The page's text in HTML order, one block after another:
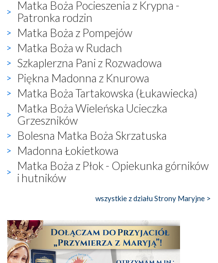
Matka Boża Pocieszenia z Krypna -
Patronka rodzin
Matka Boża z Pompejów
Matka Boża w Rudach
Szkaplerzna Pani z Rozwadowa
Piękna Madonna z Knurowa
Matka Boża Tartakowska (Łukawiecka)
Matka Boża Wieleńska Ucieczka
Grzeszników
Bolesna Matka Boża Skrzatuska
Madonna Łokietkowa
Matka Boża z Płok - Opiekunka górników
i hutników
wszystkie z działu Strony Maryjne >